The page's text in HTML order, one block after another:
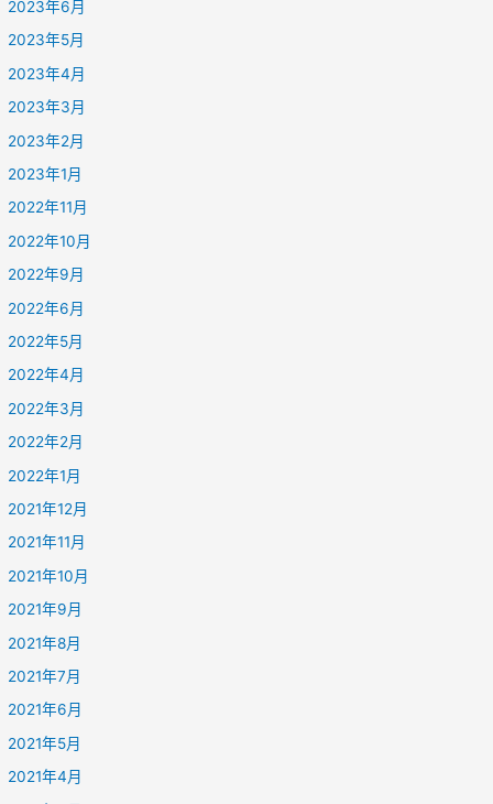
2023年6月
2023年5月
2023年4月
2023年3月
2023年2月
2023年1月
2022年11月
2022年10月
2022年9月
2022年6月
2022年5月
2022年4月
2022年3月
2022年2月
2022年1月
2021年12月
2021年11月
2021年10月
2021年9月
2021年8月
2021年7月
2021年6月
2021年5月
2021年4月